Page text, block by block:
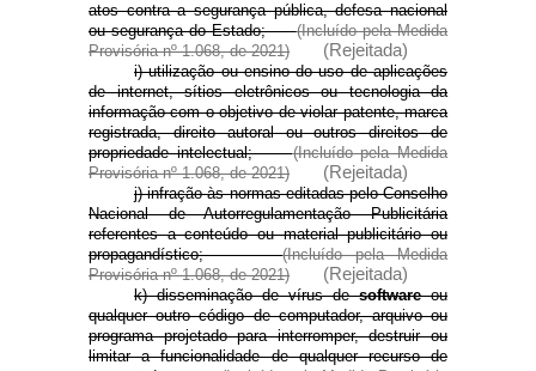
atos contra a segurança pública, defesa nacional
ou segurança do Estado;(Incluído pela Medida
Provisória nº 1.068, de 2021)
(Rejeitada)
i) utilização ou ensino do uso de aplicações
de internet, sítios eletrônicos ou tecnologia da
informação com o objetivo de violar patente, marca
registrada, direito autoral ou outros direitos de
propriedade intelectual;(Incluído pela Medida
Provisória nº 1.068, de 2021)
(Rejeitada)
j) infração às normas editadas pelo Conselho
Nacional de Autorregulamentação Publicitária
referentes a conteúdo ou material publicitário ou
propagandístico;(Incluído pela Medida
Provisória nº 1.068, de 2021)
(Rejeitada)
k) disseminação de vírus desoftwareou
qualquer outro código de computador, arquivo ou
programa projetado para interromper, destruir ou
limitar a funcionalidade de qualquer recurso de